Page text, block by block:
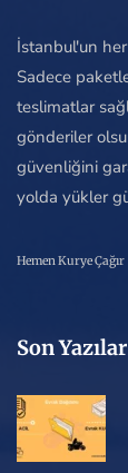
İstanbul'un
Sadece
teslimatlar
gönderiler
güvenliğini
yolda yükler
Hemen Kurye Çağır
Son Yazılar